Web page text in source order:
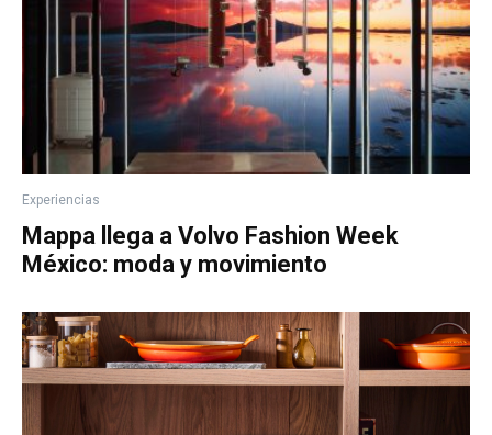
Experiencias
Mappa llega a Volvo Fashion Week
México: moda y movimiento